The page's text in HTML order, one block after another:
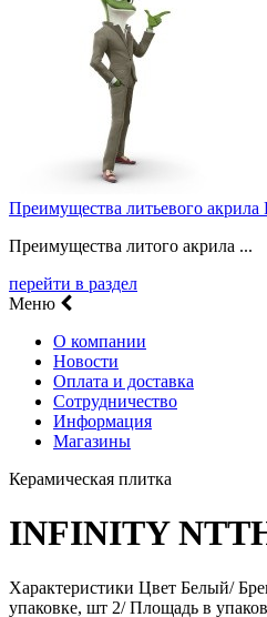
Преимущества литьевого
Преимущества литого акрила ...
перейти в раздел
Меню
О компании
Новости
Оплата и доставка
Сотрудничество
Информация
Магазины
Керамическая плитка
INFINITY
Характеристики Цвет Белый/
упаковке, шт 2/ Площадь в